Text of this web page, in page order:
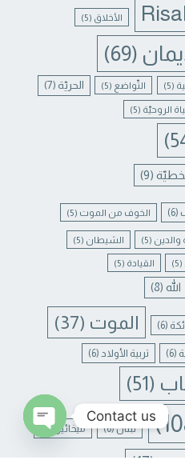
الأخلاق (5)
(69)
(5) التّواضع (5) الحريّة (7)
الروحيّة (5)
الخطيّة (9)
(6) الخوف من الموت (5)
(5) الشيطان (5)
(5) القيادة (5)
الله (8)
(6) الموت (37)
(6) تربية الأولاد (6)
(51)
لبنان(6) ميخائيل(6)
(17)
Contact us